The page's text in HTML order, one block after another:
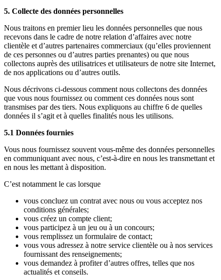
5. Collecte des données personnelles
Nous traitons en premier lieu les données personnelles que nous
recevons dans le cadre de notre relation d’affaires avec notre
clientèle et d’autres partenaires commerciaux (qu’elles proviennent
de ces personnes ou d’autres parties prenantes) ou que nous
collectons auprès des utilisatrices et utilisateurs de notre site Internet,
de nos applications ou d’autres outils.
Nous décrivons ci-dessous comment nous collectons des données
que vous nous fournissez ou comment ces données nous sont
transmises par des tiers. Nous expliquons au chiffre 6 de quelles
données il s’agit et à quelles finalités nous les utilisons.
5.1 Données fournies
Vous nous fournissez souvent vous-même des données personnelles
en communiquant avec nous, c’est-à-dire en nous les transmettant et
en nous les mettant à disposition.
C’est notamment le cas lorsque
vous concluez un contrat avec nous ou vous acceptez nos
conditions générales;
vous créez un compte client;
vous participez à un jeu ou à un concours;
vous remplissez un formulaire de contact;
vous vous adressez à notre service clientèle ou à nos services
fournissant des renseignements;
vous demandez à profiter d’autres offres, telles que nos
actualités et conseils.